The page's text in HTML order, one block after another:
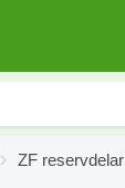
ZF reservdelar